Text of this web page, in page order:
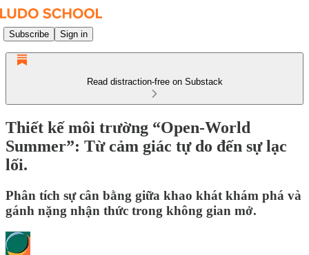
Subscribe Sign in
Read distraction-free on Substack
Thiết kế môi trường “Open-World
Summer”: Từ cảm giác tự do đến sự lạc
lối.
Phân tích sự cân bằng giữa khao khát khám phá và
gánh nặng nhận thức trong không gian mở.